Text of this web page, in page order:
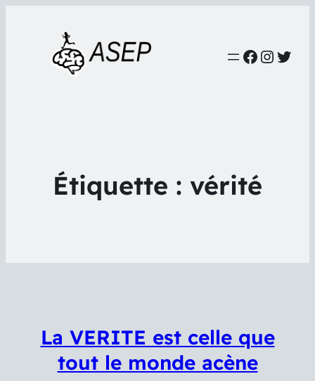
Étiquette : vérité
La VERITE est celle que
tout le monde acène